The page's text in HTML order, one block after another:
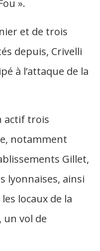
».
et de trois
depuis, Crivelli
à l’attaque de la
actif trois
notamment
Gillet,
lyonnaises, ainsi
locaux de la
un vol de